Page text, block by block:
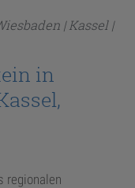
| Kassel |
in
regionalen